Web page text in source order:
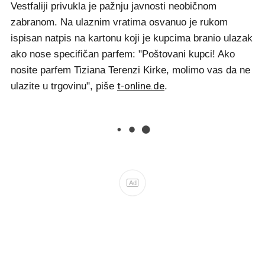
Vestfaliji privukla je pažnju javnosti neobičnom
zabranom. Na ulaznim vratima osvanuo je rukom
ispisan natpis na kartonu koji je kupcima branio ulazak
ako nose specifičan parfem: "Poštovani kupci! Ako
nosite parfem Tiziana Terenzi Kirke, molimo vas da ne
ulazite u trgovinu", piše t-online.de.
Ad